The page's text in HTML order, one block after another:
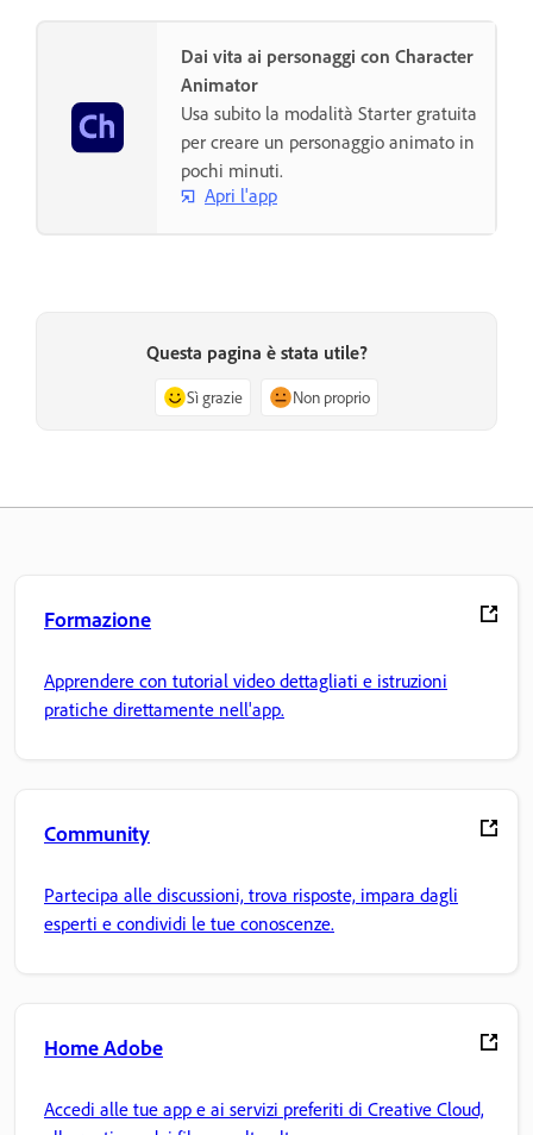
Dai vita ai personaggi con Character
Animator
Usa subito la modalità Starter gratuita
per creare un personaggio animato in
pochi minuti.
Apri l'app
Questa pagina è stata utile?
Sì grazie Non proprio
Formazione
Apprendere con tutorial video dettagliati e istruzioni
pratiche direttamente nell'app.
Community
Partecipa alle discussioni, trova risposte, impara dagli
esperti e condividi le tue conoscenze.
Home Adobe
Accedi alle tue app e ai servizi preferiti di Creative Cloud,